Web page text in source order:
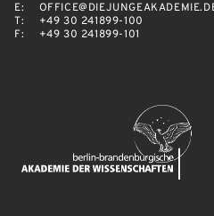
E:
T:
+49 30 241899-100
F:
+49 30 241899-101